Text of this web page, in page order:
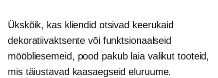
Ükskõik, kas kliendid otsivad keerukaid
dekoratiivaktsente või funktsionaalseid
mööbliesemeid, pood pakub laia valikut tooteid,
mis täiustavad kaasaegseid eluruume.